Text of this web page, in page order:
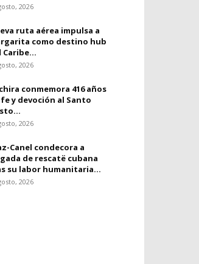
2026
ruta aérea impulsa a
como destino hub
Caribe...
2026
conmemora 416 años
y devoción al Santo
2026
Canel condecora a
de rescatë cubana
su labor humanitaria...
2026